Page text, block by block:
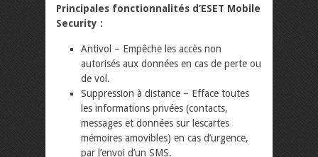
Principales fonctionnalités d’ESET Mobile
Security :
Antivol – Empêche les accès non
autorisés aux données en cas de perte ou
de vol.
Suppression à distance – Efface toutes
les informations privées (contacts,
messages et données sur lescartes
mémoires amovibles) en cas d’urgence,
par l’envoi d’un SMS.